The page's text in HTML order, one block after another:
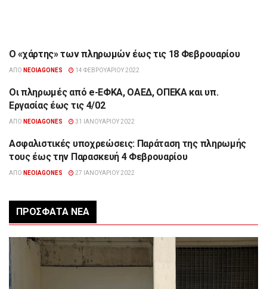
ΟΙΚΟΝΟΜΊΑ
Ο «χάρτης» των πληρωμών έως τις 18 Φεβρουαρίου
ΑΠΌ NEOIAGONES 14 ΦΕΒΡΟΥΑΡΊΟΥ 2022
ΟΙΚΟΝΟΜΊΑ
Οι πληρωμές από e-ΕΦΚΑ, ΟΑΕΔ, ΟΠΕΚΑ και υπ.
Εργασίας έως τις 4/02
ΑΠΌ NEOIAGONES 31 ΙΑΝΟΥΑΡΊΟΥ 2022
ΟΙΚΟΝΟΜΊΑ
Ασφαλιστικές υποχρεώσεις: Παράταση της πληρωμής
τους έως την Παρασκευή 4 Φεβρουαρίου
ΑΠΌ NEOIAGONES 27 ΙΑΝΟΥΑΡΊΟΥ 2022
ΠΡΌΣΦΑΤΑ ΝΈΑ